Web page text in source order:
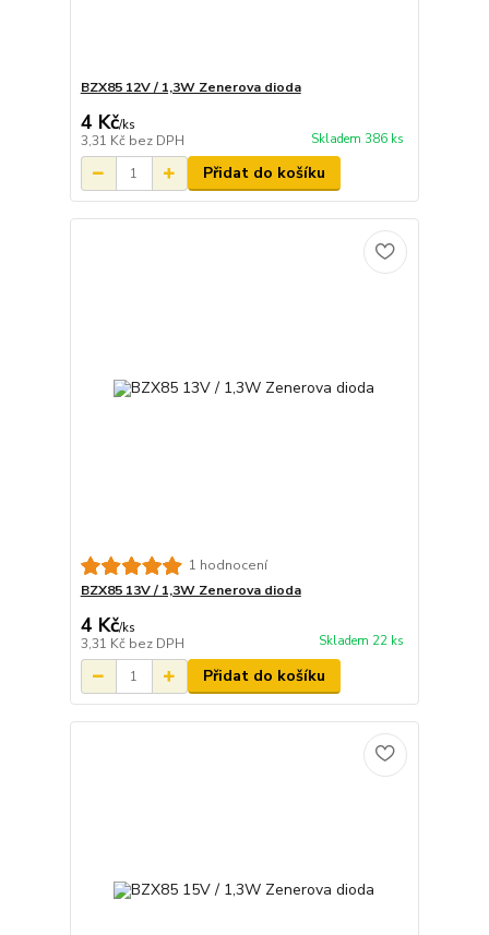
BZX85 12V / 1,3W Zenerova dioda
4 Kč/ks
3,31 Kč bez DPH Skladem 386 ks
Přidat do košíku
1 hodnocení
BZX85 13V / 1,3W Zenerova dioda
4 Kč/ks
3,31 Kč bez DPH Skladem 22 ks
Přidat do košíku